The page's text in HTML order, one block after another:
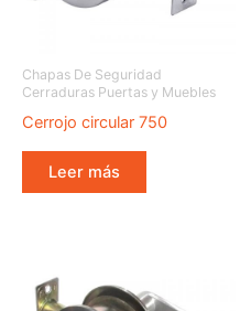
Chapas De Seguridad
Cerraduras Puertas y Muebles
Cerrojo circular 750
Leer más